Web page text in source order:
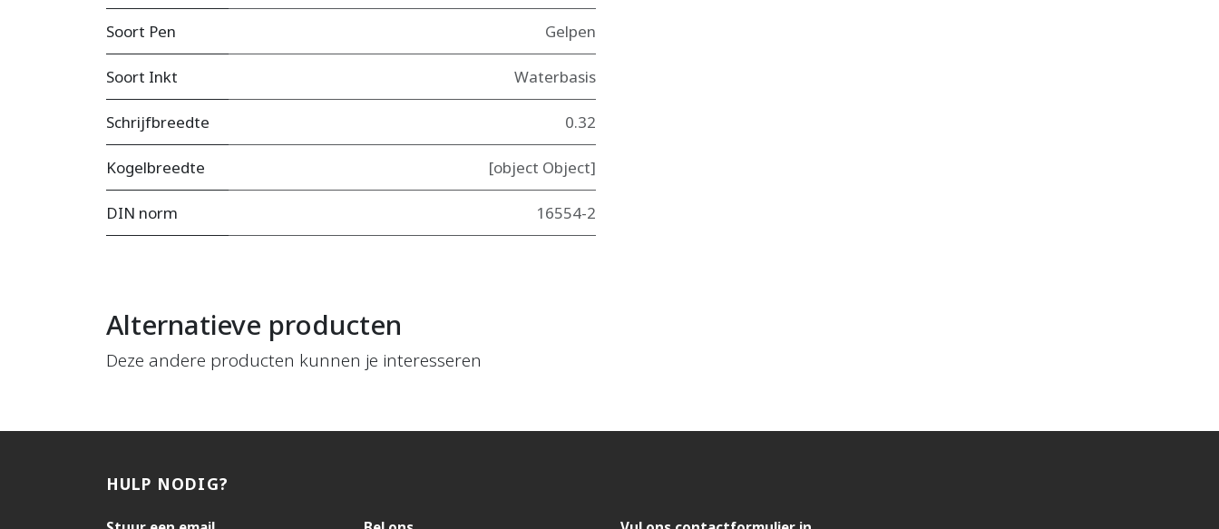
Soort Pen Gelpen
Soort Inkt Waterbasis
Schrijfbreedte 0.32
Kogelbreedte [object Object]
DIN norm 16554-2
Alternatieve producten
Deze andere producten kunnen je interesseren
HULP NODIG?